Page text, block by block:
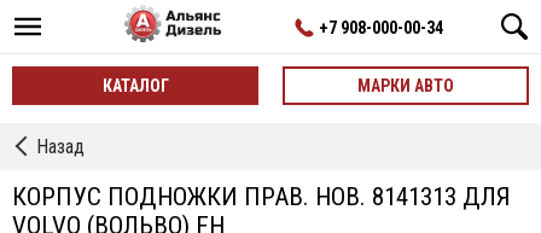
+7 908-000-00-34
КАТАЛОГ МАРКИ АВТО
←
Ступеней,
Подножки
Назад
КОРПУС ПОДНОЖКИ ПРАВ. НОВ. 8141313 ДЛЯ
VOLVO (ВОЛЬВО) FH